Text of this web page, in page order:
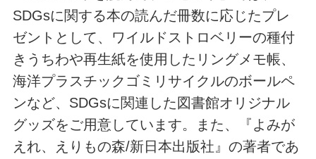
SDGsに関する本の読んだ冊数に応じたプレ
ゼントとして、ワイルドストロベリーの種付
きうちわや再生紙を使用したリングメモ帳、
海洋プラスチックゴミリサイクルのボールペ
ンなど、SDGsに関連した図書館オリジナル
グッズをご用意しています。また、『よみが
えれ、えりもの森/新日本出版社』の著者であ